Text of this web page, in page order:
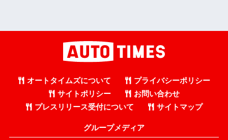
オートタイムズについて
プライバシーポリシー
サイトポリシー
お問い合わせ
プレスリリース受付について
サイトマップ
グループメディア